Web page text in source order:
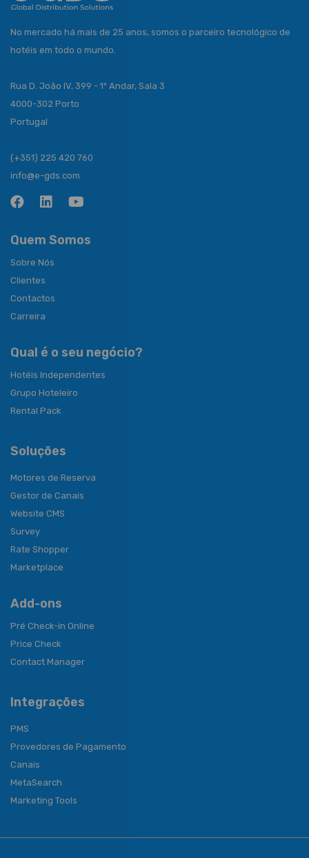
No mercado há mais de 25 anos, somos o parceiro tecnológico de
hotéis em todo o mundo.
Rua D. João IV, 399 - 1º Andar, Sala 3
4000-302 Porto
Portugal
(+351) 225 420 760
info@e-gds.com
Quem Somos
Sobre Nós
Clientes
Contactos
Carreira
Qual é o seu negócio?
Hotéis Independentes
Grupo Hoteleiro
Rental Pack
Soluções
Motores de Reserva
Gestor de Canais
Website CMS
Survey
Rate Shopper
Marketplace
Add-ons
Pré Check-in Online
Price Check
Contact Manager
Integrações
PMS
Provedores de Pagamento
Canais
MetaSearch
Marketing Tools